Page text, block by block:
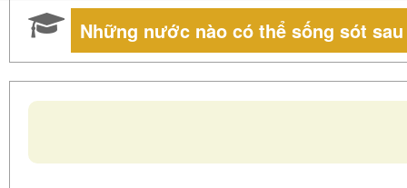
Những nước nào có thể sống sót